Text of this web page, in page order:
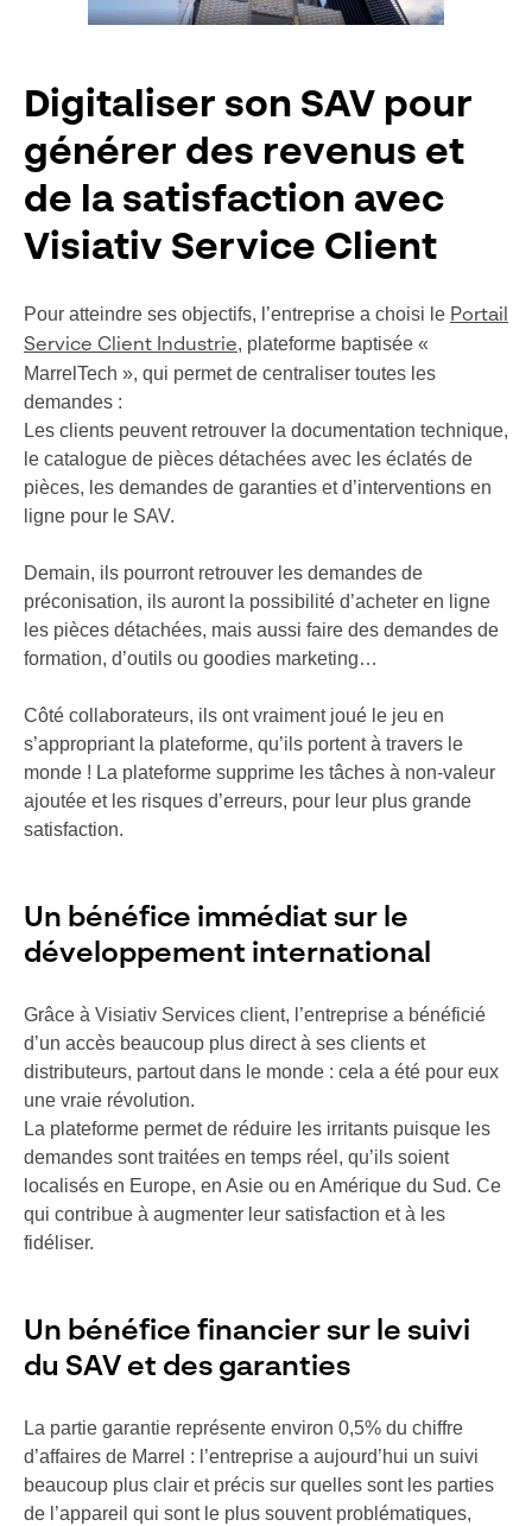
Digitaliser son SAV pour
générer des revenus et
de la satisfaction avec
Visiativ Service Client
Pour atteindre ses objectifs, l’entreprise a choisi le Portail
Service Client Industrie, plateforme baptisée «
MarrelTech », qui permet de centraliser toutes les
demandes :
Les clients peuvent retrouver la documentation technique,
le catalogue de pièces détachées avec les éclatés de
pièces, les demandes de garanties et d’interventions en
ligne pour le SAV.
Demain, ils pourront retrouver les demandes de
préconisation, ils auront la possibilité d’acheter en ligne
les pièces détachées, mais aussi faire des demandes de
formation, d’outils ou goodies marketing…
Côté collaborateurs, ils ont vraiment joué le jeu en
s’appropriant la plateforme, qu’ils portent à travers le
monde ! La plateforme supprime les tâches à non-valeur
ajoutée et les risques d’erreurs, pour leur plus grande
satisfaction.
Un bénéfice immédiat sur le
développement international
Grâce à Visiativ Services client, l’entreprise a bénéficié
d’un accès beaucoup plus direct à ses clients et
distributeurs, partout dans le monde : cela a été pour eux
une vraie révolution.
La plateforme permet de réduire les irritants puisque les
demandes sont traitées en temps réel, qu’ils soient
localisés en Europe, en Asie ou en Amérique du Sud. Ce
qui contribue à augmenter leur satisfaction et à les
fidéliser.
Un bénéfice financier sur le suivi
du SAV et des garanties
La partie garantie représente environ 0,5% du chiffre
d’affaires de Marrel : l’entreprise a aujourd’hui un suivi
beaucoup plus clair et précis sur quelles sont les parties
de l’appareil qui sont le plus souvent problématiques,